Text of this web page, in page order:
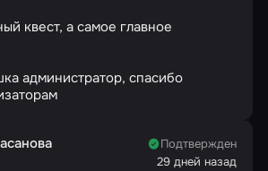
квест, а самое главное
администратор, спасибо
Подтвержден
29 дней назад